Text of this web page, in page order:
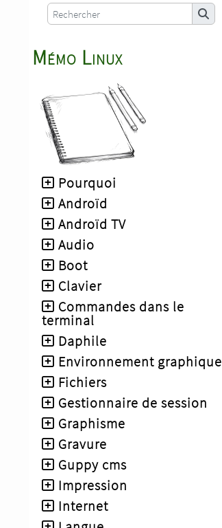
Mémo Linux
Pourquoi
Androïd
Androïd TV
Audio
Boot
Clavier
Commandes dans le
terminal
Daphile
Environnement graphique
Fichiers
Gestionnaire de session
Graphisme
Gravure
Guppy cms
Impression
Internet